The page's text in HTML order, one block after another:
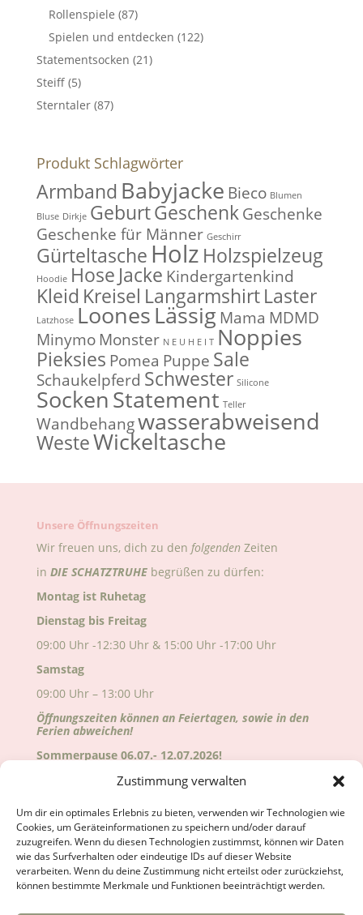
Zustimmung verwalten
Um dir ein optimales Erlebnis zu bieten, verwenden wir Technologien wie
Cookies, um Geräteinformationen zu speichern und/oder darauf
zuzugreifen. Wenn du diesen Technologien zustimmst, können wir Daten
wie das Surfverhalten oder eindeutige IDs auf dieser Website
verarbeiten. Wenn du deine Zustimmung nicht erteilst oder zurückziehst,
können bestimmte Merkmale und Funktionen beeinträchtigt werden.
Rollenspiele (87)
Spielen und entdecken (122)
Statementsocken (21)
Steiff (5)
Sterntaler (87)
Produkt Schlagwörter
Armband Babyjacke Bieco Blumen
Bluse Dirkje GeburtGeschenk Geschenke
Geschenke für Männer Geschirr
Gürteltasche Holz Holzspielzeug
Hoodie Hose Jacke Kindergartenkind
Kleid Kreisel LangarmshirtLaster
Latzhose LoonesLässig Mama MDMD
Minymo Monster N E U H E I T Noppies
Pieksies Pomea Puppe Sale
Schaukelpferd Schwester Silicone
SockenStatement Teller
Wandbehangwasserabweisend
WesteWickeltasche
Unsere Öffnungszeiten
Wir freuen uns, dich zu den folgenden Zeiten
in DIE SCHATZTRUHEbegrüßen zu dürfen:
Montag ist Ruhetag
Dienstag bis Freitag
09:00 Uhr -12:30 Uhr & 15:00 Uhr -17:00 Uhr
Samstag
09:00 Uhr – 13:00 Uhr
Öffnungszeiten können an Feiertagen, sowie in den
Ferien abweichen!
Sommerpause 06.07.- 12.07.2026!
Alle Änderungen sind auf Google ersichtlich!